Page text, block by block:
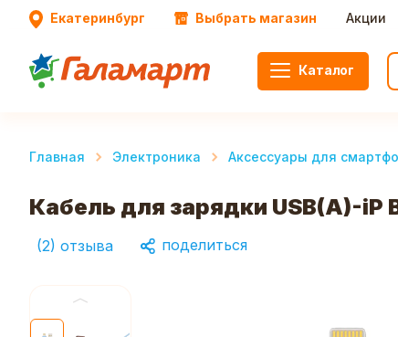
Екатеринбург Выбрать магазин Акции
Каталог
Главная Электроника Аксессуары для
Кабель для зарядки USB(A)-iP
(2) отзыва поделиться